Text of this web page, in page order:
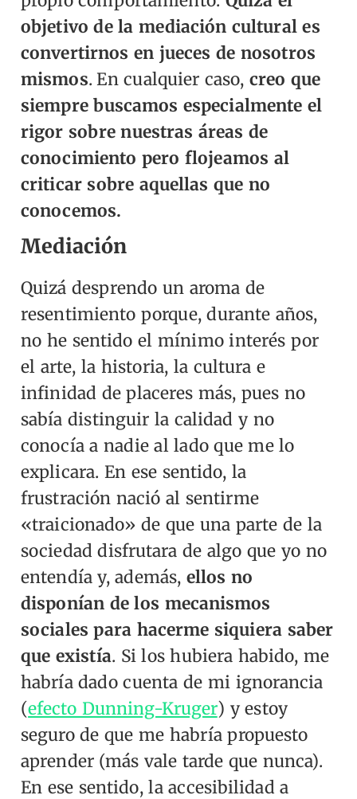
objetivo de la mediación cultural es
convertirnos en jueces de nosotros
mismos. En cualquier caso,creo que
siempre buscamos especialmente el
rigor sobre nuestras áreas de
conocimiento pero flojeamos al
criticar sobre aquellas que no
conocemos.
Mediación
Quizá desprendo un aroma de
resentimiento porque, durante años,
no he sentido el mínimo interés por
el arte, la historia, la cultura e
infinidad de placeres más, pues no
sabía distinguir la calidad y no
conocía a nadie al lado que me lo
explicara. En ese sentido, la
frustración nació al sentirme
«traicionado» de que una parte de la
sociedad disfrutara de algo que yo no
entendía y, además, ellos no
disponían de los mecanismos
sociales para hacerme siquiera saber
que existía. Si los hubiera habido, me
habría dado cuenta de mi ignorancia
(efecto Dunning-Kruger) y estoy
seguro de que me habría propuesto
aprender (más vale tarde que nunca).
En ese sentido, la accesibilidad a